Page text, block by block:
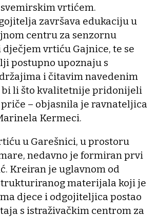
vrtićem.
završava edukaciju u
centru za senzornu
vrtiću Gajnice, te se
postupno upoznaju s
i čitavim navedenim
li što kvalitetnije pridonijeli
– objasnila je ravnateljica
Kermeci.
u Garešnici, u prostoru
nedavno je formiran prvi
Kreiran je uglavnom od
materijala koji je
djece i odgojiteljica postao
s istraživačkim centrom za